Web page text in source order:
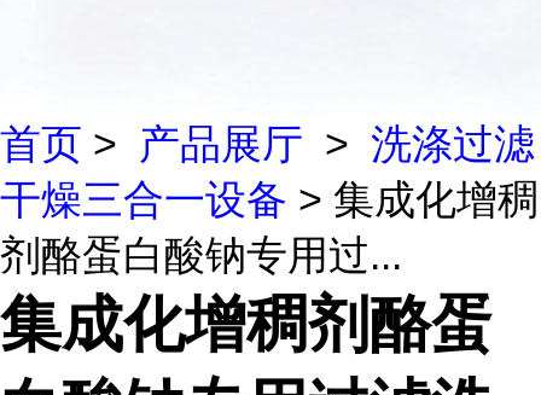
首页 > 产品展厅 > 洗涤过滤
干燥三合一设备 > 集成化增稠
剂酪蛋白酸钠专用过...
集成化增稠剂酪蛋